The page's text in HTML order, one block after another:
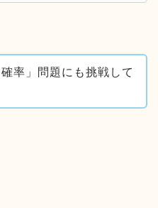
率」問題にも挑戦して